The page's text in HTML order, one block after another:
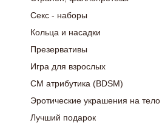
Секс - наборы
Кольца и насадки
Презервативы
Игра для взрослых
СМ атрибутика (BDSM)
Эротические украшения на тело
Лучший подарок